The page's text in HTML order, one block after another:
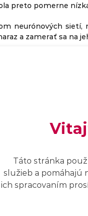
preto pomerne
neurónových
a zamerať sa na
dnes
a dokážu
a ako
obrázky a ako ju
Táto stránka
služieb a pomáhajú
ich spracovaním